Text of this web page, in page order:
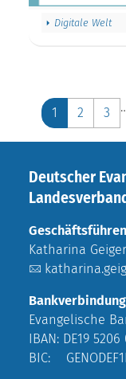
Digitale Welt
1 2 3
Deutscher
Katharina Geiger
Evangelische
IBAN: DE19
BIC: